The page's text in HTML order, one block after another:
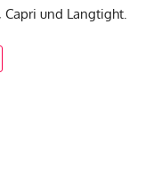
Capri und Langtight.